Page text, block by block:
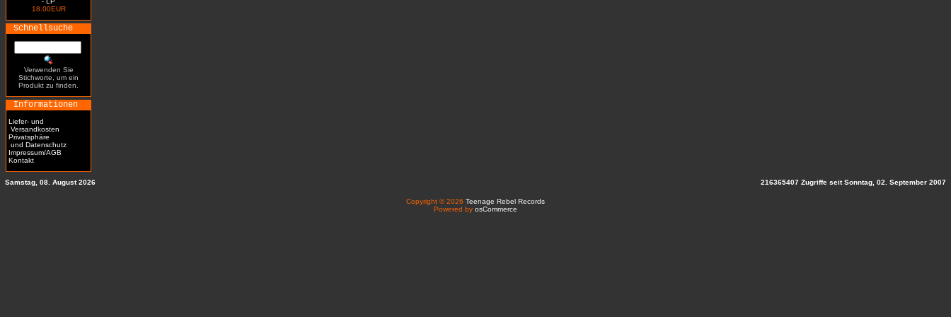
18.00EUR
Schnellsuche
Verwenden Sie
Stichworte, um ein
Produkt zu finden.
Informationen
Liefer- und
Versandkosten
Privatsphäre
und Datenschutz
Impressum/AGB
Kontakt
Samstag, 08. August 2026 216365407 Zugriffe seit Sonntag, 02. September 2007
Copyright © 2026 Teenage Rebel Records
Powered by osCommerce